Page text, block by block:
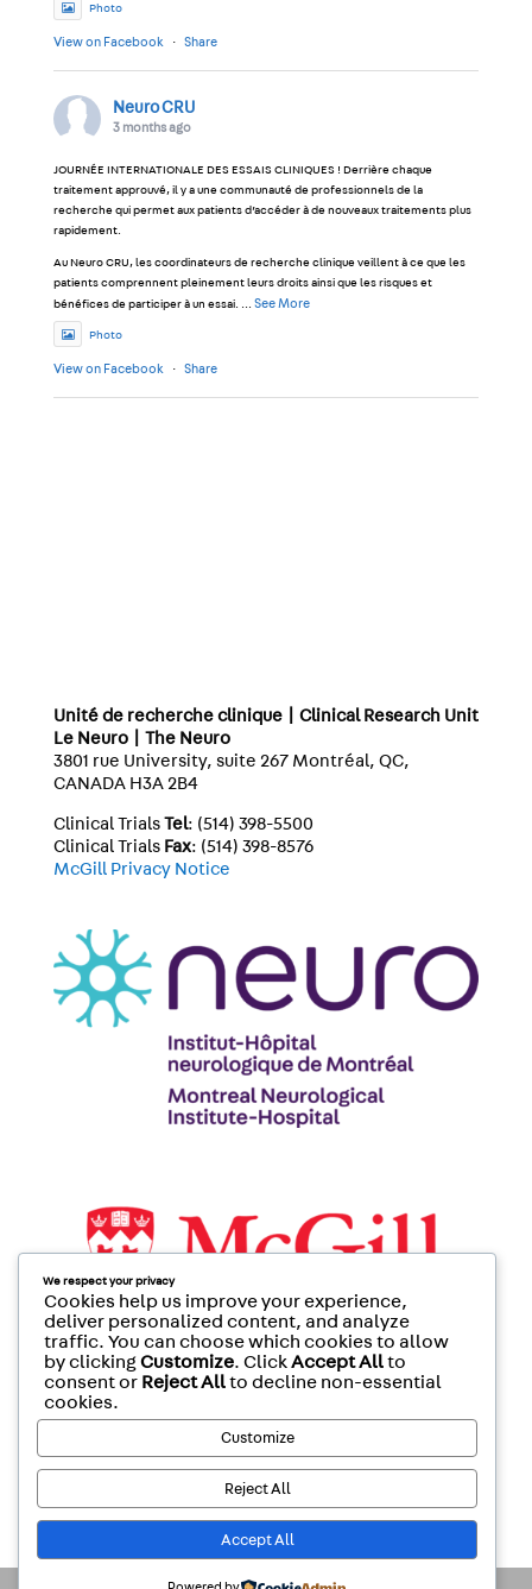
Photo
View on Facebook · Share
Neuro CRU
3 months ago
JOURNÉE INTERNATIONALE DES ESSAIS CLINIQUES ! Derrière chaque
traitement approuvé, il y a une communauté de professionnels de la
recherche qui permet aux patients d’accéder à de nouveaux traitements plus
rapidement.
Au Neuro CRU, les coordinateurs de recherche clinique veillent à ce que les
patients comprennent pleinement leurs droits ainsi que les risques et
bénéfices de participer à un essai.
See More
Photo
View on Facebook · Share
Unité de recherche clinique | Clinical Research Unit
Le Neuro | The Neuro
3801 rue University, suite 267 Montréal, QC,
CANADA H3A 2B4
Clinical Trials Tel: (514) 398-5500
Clinical Trials Fax: (514) 398-8576
McGill Privacy Notice
We respect your privacy
Cookies help us improve your experience,
deliver personalized content, and analyze
traffic. You can choose which cookies to allow
by clickingCustomize. ClickAccept Allto
consent or Reject Allto decline non-essential
cookies.
Customize
Reject All
Accept All